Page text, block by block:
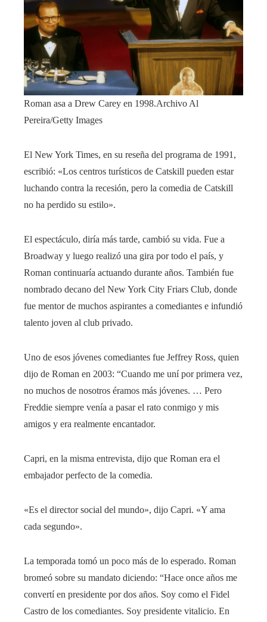
Roman asa a Drew Carey en 1998.Archivo Al
Pereira/Getty Images
El New York Times, en su reseña del programa de 1991,
escribió: «Los centros turísticos de Catskill pueden estar
luchando contra la recesión, pero la comedia de Catskill
no ha perdido su estilo».
El espectáculo, diría más tarde, cambió su vida. Fue a
Broadway y luego realizó una gira por todo el país, y
Roman continuaría actuando durante años. También fue
nombrado decano del New York City Friars Club, donde
fue mentor de muchos aspirantes a comediantes e infundió
talento joven al club privado.
Uno de esos jóvenes comediantes fue Jeffrey Ross, quien
dijo de Roman en 2003: “Cuando me uní por primera vez,
no muchos de nosotros éramos más jóvenes. … Pero
Freddie siempre venía a pasar el rato conmigo y mis
amigos y era realmente encantador.
Capri, en la misma entrevista, dijo que Roman era el
embajador perfecto de la comedia.
«Es el director social del mundo», dijo Capri. «Y ama
cada segundo».
La temporada tomó un poco más de lo esperado. Roman
bromeó sobre su mandato diciendo: “Hace once años me
convertí en presidente por dos años. Soy como el Fidel
Castro de los comediantes. Soy presidente vitalicio. En